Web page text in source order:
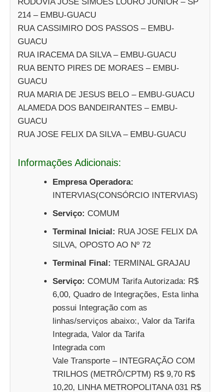
RODOVIA JOSE SIMOES LOURO JUNIOR – SP
214 – EMBU-GUACU
RUA CASSIMIRO DOS PASSOS – EMBU-
GUACU
RUA IRACEMA DA SILVA – EMBU-GUACU
RUA BENTO PIRES DE MORAES – EMBU-
GUACU
RUA MARIA DE JESUS BELO – EMBU-GUACU
ALAMEDA DOS BANDEIRANTES – EMBU-
GUACU
RUA JOSE FELIX DA SILVA – EMBU-GUACU
Informações Adicionais:
Empresa Operadora:
INTERVIAS(CONSÓRCIO INTERVIAS)
Serviço: COMUM
Terminal Inicial: RUA JOSE FELIX DA
SILVA, OPOSTO AO Nº 72
Terminal Final: TERMINAL GRAJAU
Serviço: COMUM Tarifa Autorizada: R$
6,00, Quadro de Integrações, Esta linha
possui Integração com as
linhas/serviços abaixo:, Valor da Tarifa
Integrada, Valor da Tarifa
Integrada com
Vale Transporte – INTEGRAÇÃO COM
TRILHOS (METRÔ/CPTM) R$ 9,70 R$
10,20, LINHA METROPOLITANA 031 R$